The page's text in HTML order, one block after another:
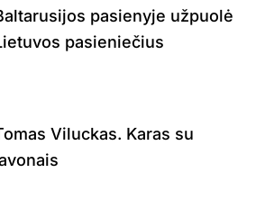
pasienyje užpuolė
pasieniečius
Viluckas. Karas su